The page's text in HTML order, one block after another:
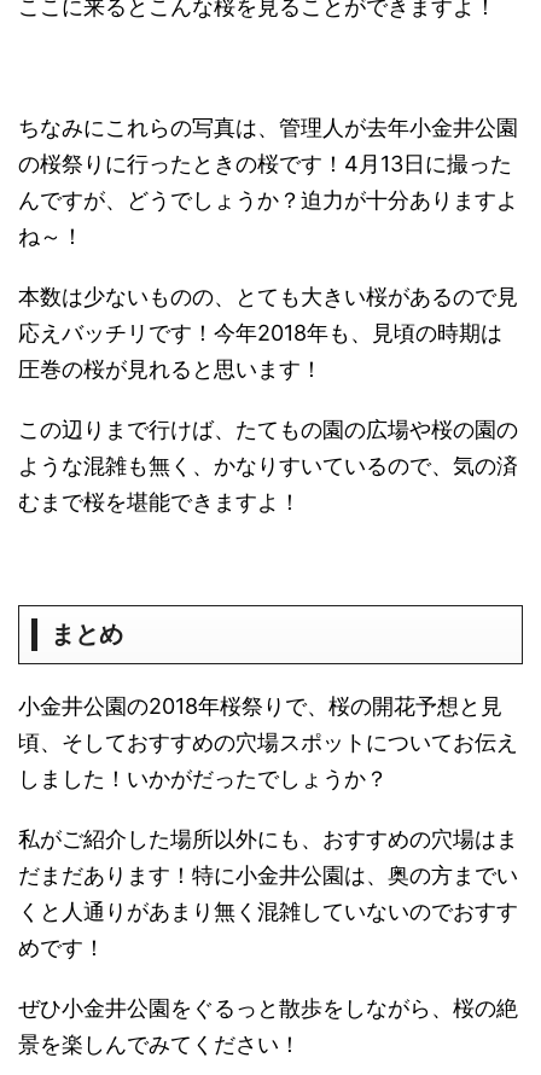
ここに来るとこんな桜を見ることができますよ！
ちなみにこれらの写真は、管理人が去年小金井公園
の桜祭りに行ったときの桜です！4月13日に撮った
んですが、どうでしょうか？迫力が十分ありますよ
ね～！
本数は少ないものの、とても大きい桜があるので見
応えバッチリです！今年2018年も、見頃の時期は
圧巻の桜が見れると思います！
この辺りまで行けば、たてもの園の広場や桜の園の
ような混雑も無く、かなりすいているので、気の済
むまで桜を堪能できますよ！
まとめ
小金井公園の2018年桜祭りで、桜の開花予想と見
頃、そしておすすめの穴場スポットについてお伝え
しました！いかがだったでしょうか？
私がご紹介した場所以外にも、おすすめの穴場はま
だまだあります！特に小金井公園は、奥の方までい
くと人通りがあまり無く混雑していないのでおすす
めです！
ぜひ小金井公園をぐるっと散歩をしながら、桜の絶
景を楽しんでみてください！